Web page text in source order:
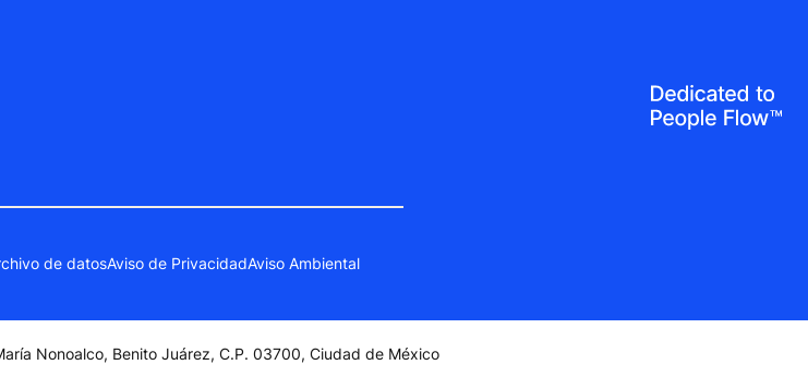
de datosAviso de PrivacidadAviso Ambiental
Nonoalco, Benito Juárez, C.P. 03700, Ciudad de México